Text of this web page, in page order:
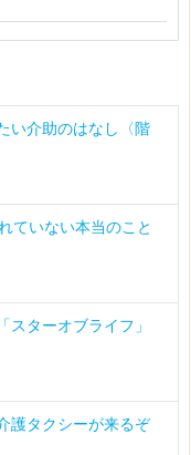
い介助のはなし〈階
ていない本当のこと
スターオブライフ」
護タクシーが来るぞ